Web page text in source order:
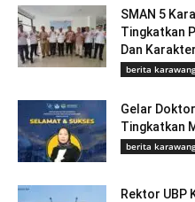
SMAN 5
Tingkatkan
Dan Karakter
berita
Gelar
Tingkatkan
berita
Rektor UBP